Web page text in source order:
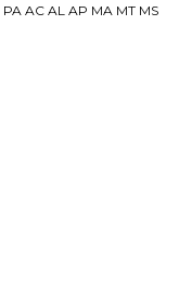
PA AC AL AP MA MT MS